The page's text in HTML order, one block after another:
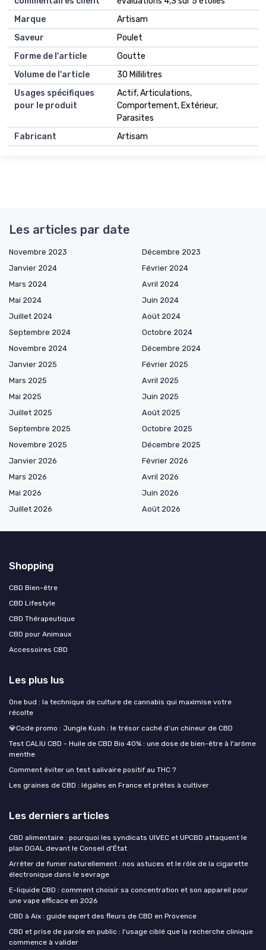
Marque
Artisam
Saveur
Poulet
Forme de l'article
Goutte
Volume de l'article
30 Millilitres
Usages spécifiques
pour le produit
Actif, Articulations,
Comportement, Extérieur,
Parasites
Fabricant
Artisam
Les articles par date
Novembre 2023
Décembre 2023
Janvier 2024
Février 2024
Mars 2024
Avril 2024
Mai 2024
Juin 2024
Juillet 2024
Août 2024
Septembre 2024
Octobre 2024
Novembre 2024
Décembre 2024
Janvier 2025
Février 2025
Mars 2025
Avril 2025
Mai 2025
Juin 2025
Juillet 2025
Août 2025
Septembre 2025
Octobre 2025
Novembre 2025
Décembre 2025
Janvier 2026
Février 2026
Mars 2026
Avril 2026
Mai 2026
Juin 2026
Juillet 2026
Août 2026
Shopping
CBD Bien-être
CBD Lifestyle
CBD Thérapeutique
CBD pour Animaux
Accessoires CBD
Les plus lus
One bud : la technique de culture de cannabis qui maximise votre
récolte
💎Code promo : Jungle Kush : le trésor caché d’un chineur de CBD
Test CALIU CBD - Huile de CBD Bio 40% : une dose de bien-être à l'arôme
menthe
Comment éviter un test salivaire positif au THC ?
Les graines de CBD : légales en France et prêtes à cultiver
Les derniers articles
CBD alimentaire : pourquoi les syndicats UIVEC et UPCBD attaquent le
plan DGAL devant le Conseil d'État
Arrêter de fumer naturellement : nos astuces et le rôle de la cigarette
électronique dans le sevrage
E-liquide CBD : comment choisir sa concentration et son appareil pour
une vape efficace en 2026
CBD à Aix : guide expert des fleurs de CBD en Provence
CBD et prise de parole en public : l'usage ciblé que la recherche clinique
commence à valider